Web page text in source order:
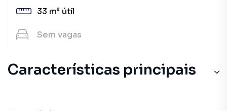
33 m² útil
Sem vagas
Características principais